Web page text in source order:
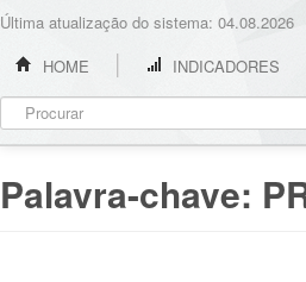
Última atualização do sistema: 04.08.2026
HOME
INDICADORES
Palavra-chave: